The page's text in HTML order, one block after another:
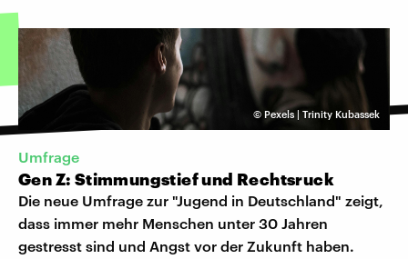
© Pexels | Trinity Kubassek
Umfrage
Gen Z: Stimmungstief und Rechtsruck
Die neue Umfrage zur "Jugend in Deutschland" zeigt,
dass immer mehr Menschen unter 30 Jahren
gestresst sind und Angst vor der Zukunft haben.